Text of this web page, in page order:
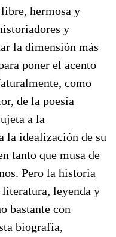
hermosa y
y
la dimensión más
poner el acento
como
de la poesía
a la
la idealización de su
tanto que musa de
Pero la historia
leyenda y
bastante con
biografía,